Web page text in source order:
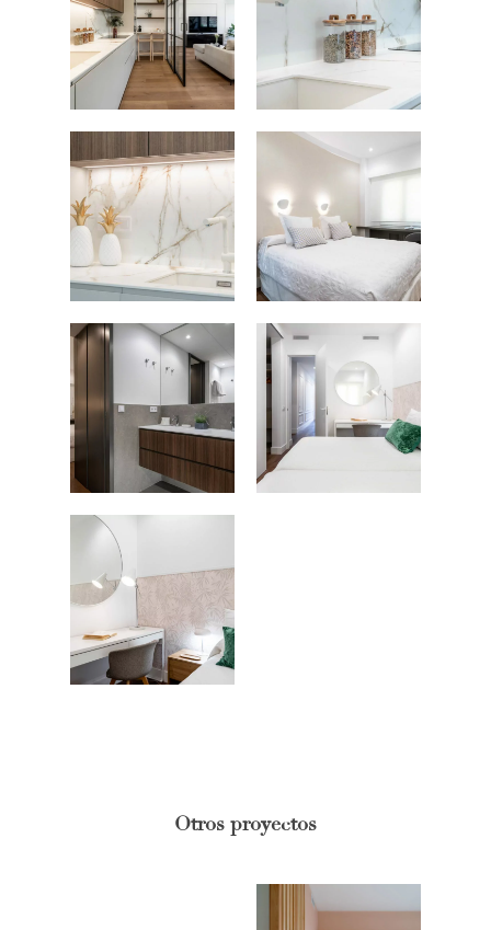
Otros proyectos
FOTOGRAFÍA
Fotografía de
Fotografía de Interiores
Vivienda
Hoteles /
Oficinas
Fotografía Residencial
Fotografía Fase de
Fotografía de Stand
VIDEO
DRON
PERSONAL
PUBLICACIONES
PRINTS
SOBRE MÍ